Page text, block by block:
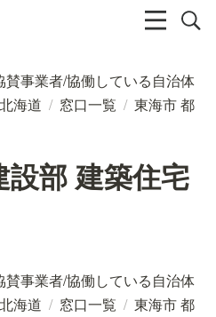
賛事業者/協働している自治体
北海道 / 窓口一覧 / 東海市 都
部 建築住宅
賛事業者/協働している自治体
北海道 / 窓口一覧 / 東海市 都